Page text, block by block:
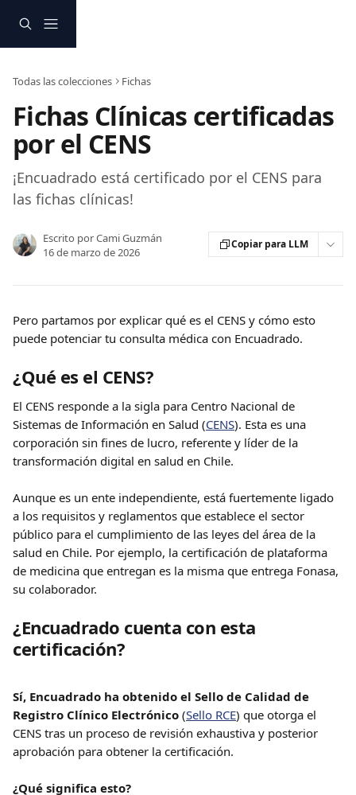
Todas las colecciones Fichas
Fichas Clínicas certificadas
por el CENS
¡Encuadrado está certificado por el CENS para
las fichas clínicas!
Escrito porCami Guzmán
16 de marzo de 2026
Copiar para LLM
Pero partamos por explicar qué es el CENS y cómo esto
puede potenciar tu consulta médica con Encuadrado.
¿Qué es el CENS?
El CENS responde a la sigla para Centro Nacional de
Sistemas de Información en Salud (CENS). Esta es una
corporación sin fines de lucro, referente y líder de la
transformación digital en salud en Chile.
Aunque es un ente independiente, está fuertemente ligado
a los requisitos y reglamentos que establece el sector
público para el cumplimiento de las leyes del área de la
salud en Chile. Por ejemplo, la certificación de plataforma
de medicina que entregan es la misma que entrega Fonasa,
su colaborador.
¿Encuadrado cuenta con esta
certificación?
Sí, Encuadrado ha obtenido el Sello de Calidad de
Registro Clínico Electrónico (Sello RCE) que otorga el
CENS tras un proceso de revisión exhaustiva y posterior
aprobación para obtener la certificación.
¿Qué significa esto?